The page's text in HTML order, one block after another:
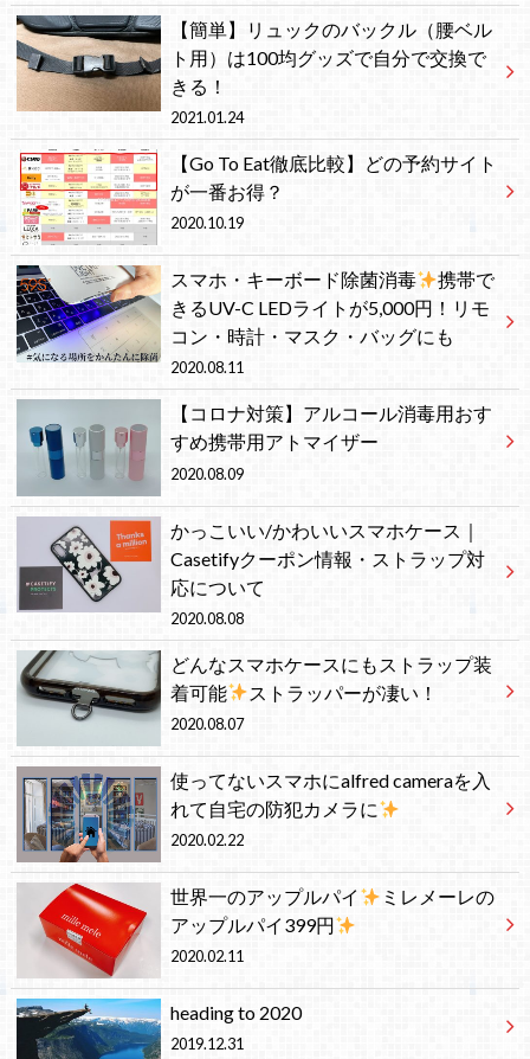
【簡単】リュックのバックル（腰ベル
ト用）は100均グッズで自分で交換で
きる！
2021.01.24
【Go To Eat徹底比較】どの予約サイト
が一番お得？
2020.10.19
スマホ・キーボード除菌消毒
携帯で
きるUV-C LEDライトが5,000円！リモ
コン・時計・マスク・バッグにも
2020.08.11
【コロナ対策】アルコール消毒用おす
すめ携帯用アトマイザー
2020.08.09
かっこいい/かわいいスマホケース｜
Casetifyクーポン情報・ストラップ対
応について
2020.08.08
どんなスマホケースにもストラップ装
着可能
ストラッパーが凄い！
2020.08.07
使ってないスマホにalfred cameraを入
れて自宅の防犯カメラに
2020.02.22
世界一のアップルパイ
ミレメーレの
アップルパイ399円
2020.02.11
heading to 2020
2019.12.31